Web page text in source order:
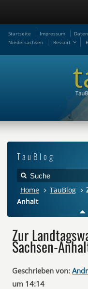
Startseite Impressum
Niedersachsen
Ressort
TauBlog
Home TauBlog
Anhalt
Zur
Sachsen-
Geschrieben von:
um 14:14